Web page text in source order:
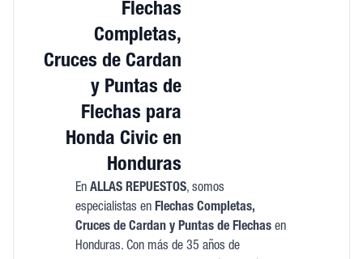
Flechas
Completas,
Cruces de Cardan
y Puntas de
Flechas para
Honda Civic en
Honduras
En ALLAS REPUESTOS, somos
especialistas en Flechas Completas,
Cruces de Cardan y Puntas de Flechasen
Honduras. Con más de 35 años de